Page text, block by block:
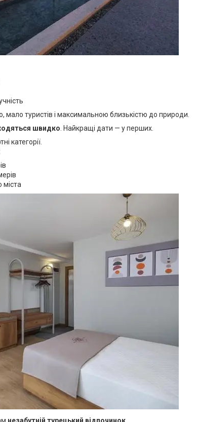
мало туристів і максимальною близькістю до природи.
швидко . Найкращі дати — у перших.
категорії.